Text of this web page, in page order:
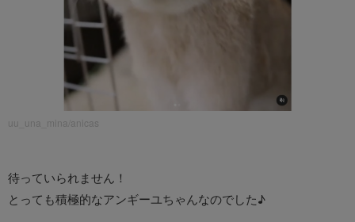
uu_una_mina/anicas
待っていられません！
とっても積極的なアンギーユちゃんなのでした♪